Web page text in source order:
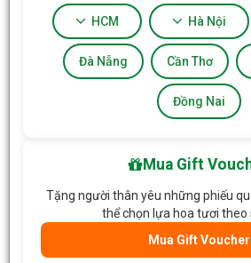
HCM Hà Nội
Đà Nẵng Cần Thơ
Đồng Nai
Mua Gift
Tặng người thân yêu những phiếu
thể chọn lựa hoa tươi theo
Mua Gift Voucher